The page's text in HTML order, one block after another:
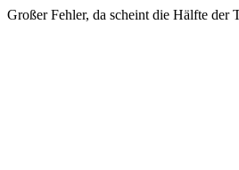
Großer Fehler, da scheint die Hälfte der